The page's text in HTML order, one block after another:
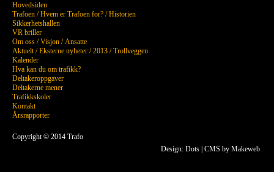
Design: Dots CMS by Makeweb
Hovedsiden
Trafoen /Hvem er Trafoen for? /Historien
Sikkerhetshallen
VR briller
Om oss /Visjon /Ansatte
Aktuelt/Eksterne nyheter /2013 /Trollveggen
Kalender
Hva kan du om trafikk?
Deltakeroppgaver
Deltakerne mener
Trafikkskoler
Kontakt
Årsrapporter
Copyright © 2014 Trafo